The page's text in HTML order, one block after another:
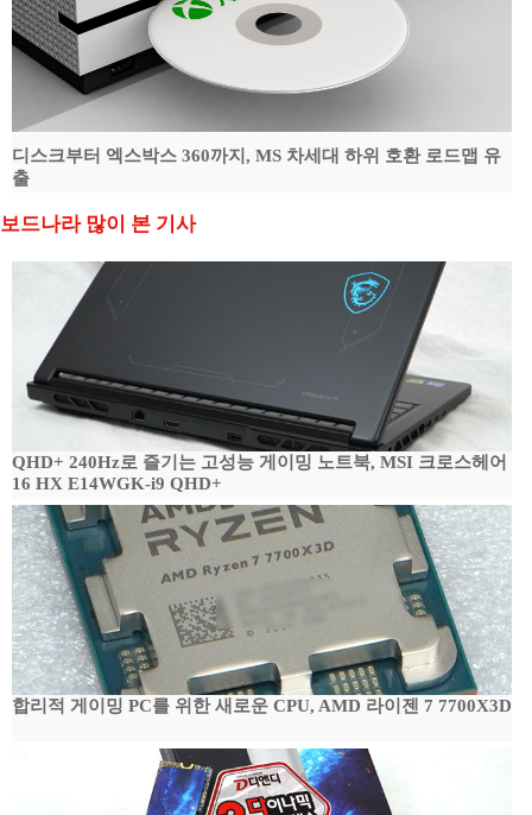
디스크부터 엑스박스 360까지, MS 차세대 하위 호환 로드맵 유
출
보드나라 많이 본 기사
QHD+ 240Hz로 즐기는 고성능 게이밍 노트북, MSI 크로스헤어
16 HX E14WGK-i9 QHD+
합리적 게이밍 PC를 위한 새로운 CPU, AMD 라이젠 7 7700X3D